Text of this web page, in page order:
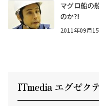
マグロ船の
のか?!
2011年09月
ITmedia エグゼク